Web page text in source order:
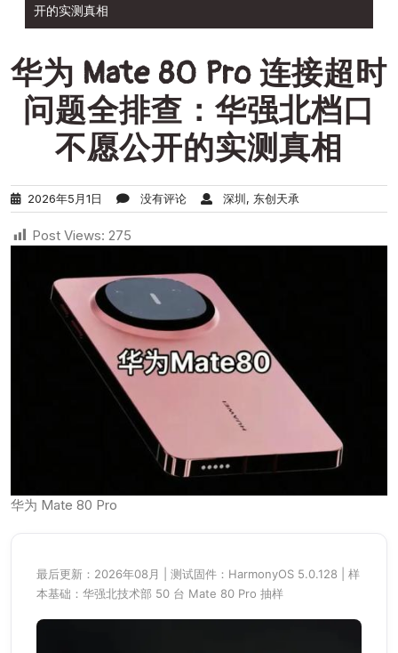
开的实测真相
华为 Mate 80 Pro 连接超时
问题全排查：华强北档口
不愿公开的实测真相
2026年5月1日 没有评论 深圳, 东创天承
Post Views: 275
华为 Mate 80 Pro
最后更新：2026年08月 | 测试固件：HarmonyOS 5.0.128 | 样
本基础：华强北技术部 50 台 Mate 80 Pro 抽样